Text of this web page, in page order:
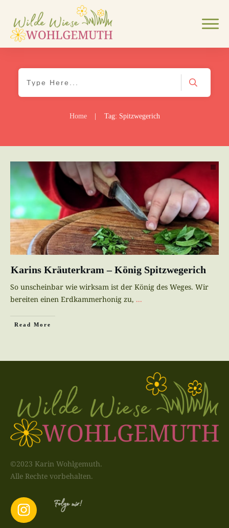
Home Tag: Spitzwegerich
Karins Kräuterkram – König Spitzwegerich
So unscheinbar wie wirksam ist der König des Weges. Wir
bereiten einen Erdkammerhonig zu, ...
Read More
©2023 Karin Wohlgemuth.
Alle Rechte vorbehalten.
Folge mir!